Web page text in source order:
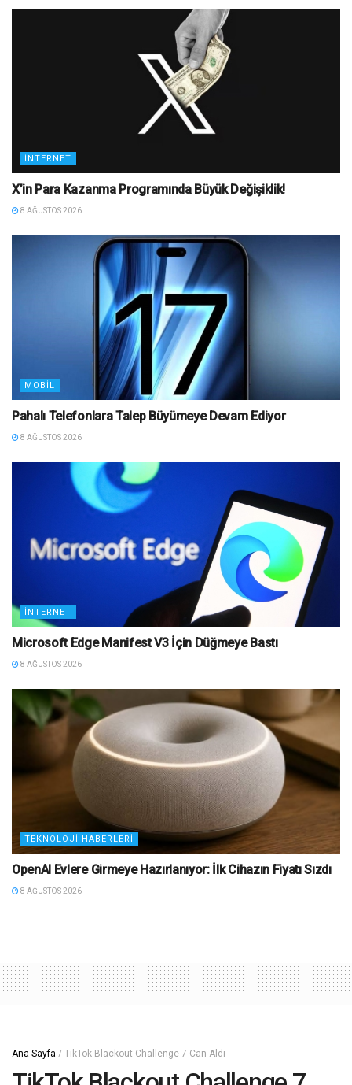
İNTERNET
X’in Para Kazanma Programında Büyük Değişiklik!
8 AĞUSTOS 2026
MOBIL
Pahalı Telefonlara Talep Büyümeye Devam Ediyor
8 AĞUSTOS 2026
İNTERNET
Microsoft Edge Manifest V3 İçin Düğmeye Bastı
8 AĞUSTOS 2026
TEKNOLOJI HABERLERI
OpenAI Evlere Girmeye Hazırlanıyor: İlk Cihazın Fiyatı Sızdı
8 AĞUSTOS 2026
Ana Sayfa / TikTok Blackout Challenge 7 Can Aldı